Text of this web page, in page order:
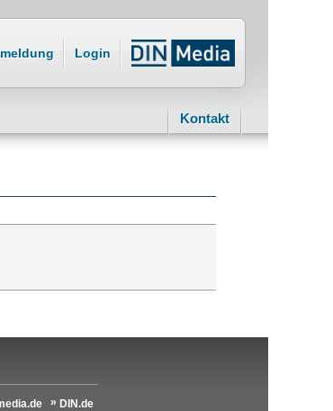
Login
Kontakt
DIN.de